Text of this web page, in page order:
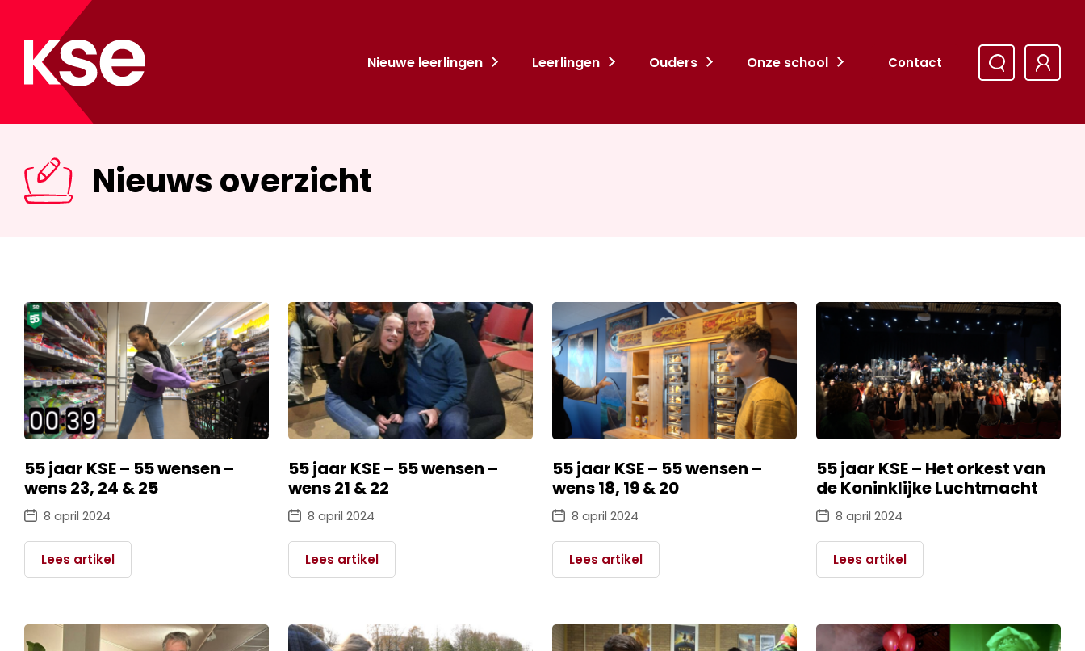
Nieuwe leerlingen Leerlingen Ouders Onze school Contact
Nieuws overzicht
55 jaar KSE – 55 wensen –
wens 23, 24 & 25
8 april 2024
Lees artikel
55 jaar KSE – 55 wensen –
wens 21 & 22
8 april 2024
Lees artikel
55 jaar KSE – 55 wensen –
wens 18, 19 & 20
8 april 2024
Lees artikel
55 jaar KSE – Het orkest van
de Koninklijke Luchtmacht
8 april 2024
Lees artikel